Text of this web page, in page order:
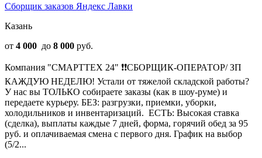
Сборщик заказов Яндекс Лавки
Казань
от 4 000 до 8 000 руб.
Компания "СМАРТТЕХ 24" ❗❗СБОРЩИК-ОПЕРАТОР/ ЗП
КАЖДУЮ НЕДЕЛЮ! Устали от тяжелой складской работы?
У нас вы ТОЛЬКО собираете заказы (как в шоу-руме) и
передаете курьеру. БЕЗ: разгрузки, приемки, уборки,
холодильников и инвентаризаций. ​​​​​​​ ЕСТЬ: Высокая ставка
(сделка), выплаты каждые 7 дней, форма, горячий обед за 95
руб. и оплачиваемая смена с первого дня. График на выбор
(5/2...